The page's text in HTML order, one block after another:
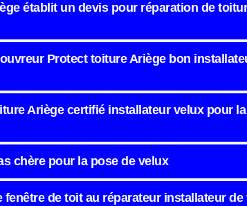
établit un devis pour réparation de
Protect toiture Ariège bon
Ariège certifié installateur velux pour
chère pour la pose de velux
de toit au réparateur installateur de